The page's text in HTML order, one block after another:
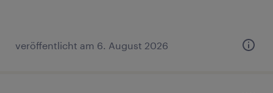
veröffentlicht am 6. August 2026